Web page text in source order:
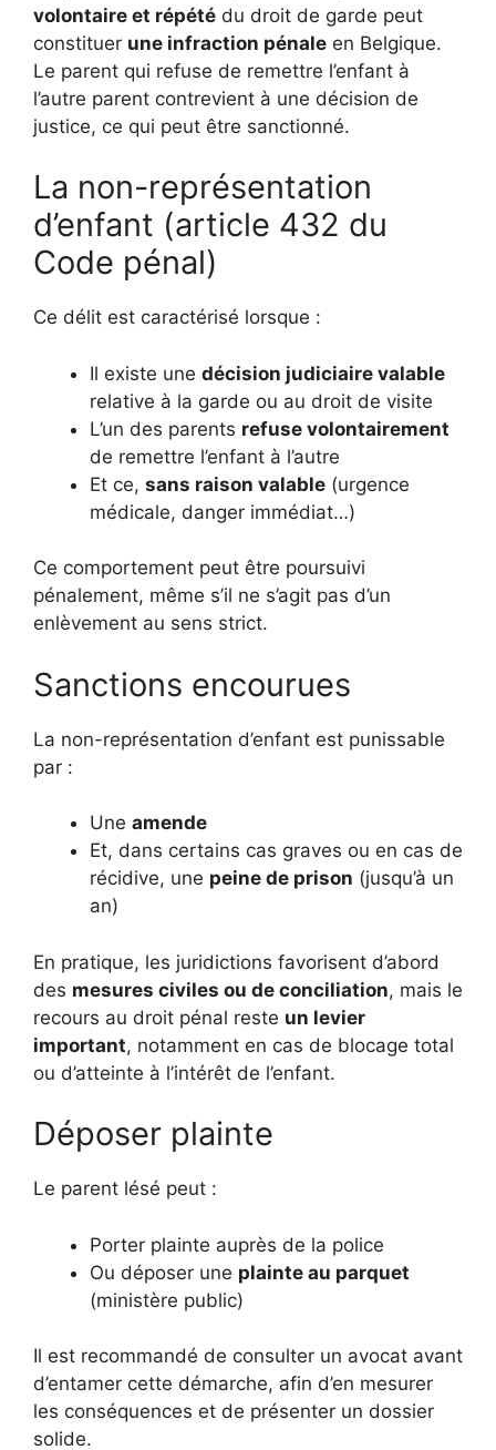
volontaire et répété du droit de garde peut
constituer une infraction pénale en Belgique.
Le parent qui refuse de remettre l’enfant à
l’autre parent contrevient à une décision de
justice, ce qui peut être sanctionné.
La non-représentation
d’enfant (article 432 du
Code pénal)
Ce délit est caractérisé lorsque :
Il existe une décision judiciaire valable
relative à la garde ou au droit de visite
L’un des parents refuse volontairement
de remettre l’enfant à l’autre
Et ce, sans raison valable (urgence
médicale, danger immédiat…)
Ce comportement peut être poursuivi
pénalement, même s’il ne s’agit pas d’un
enlèvement au sens strict.
Sanctions encourues
La non-représentation d’enfant est punissable
par :
Une amende
Et, dans certains cas graves ou en cas de
récidive, une peine de prison (jusqu’à un
an)
En pratique, les juridictions favorisent d’abord
des mesures civiles ou de conciliation, mais le
recours au droit pénal reste un levier
important, notamment en cas de blocage total
ou d’atteinte à l’intérêt de l’enfant.
Déposer plainte
Le parent lésé peut :
Porter plainte auprès de la police
Ou déposer une plainte au parquet
(ministère public)
Il est recommandé de consulter un avocat avant
d’entamer cette démarche, afin d’en mesurer
les conséquences et de présenter un dossier
solide.